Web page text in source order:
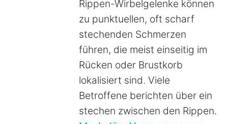
Rippen-Wirbelgelenke können
zu punktuellen, oft scharf
stechenden Schmerzen
führen, die meist einseitig im
Rücken oder Brustkorb
lokalisiert sind. Viele
Betroffene berichten über ein
stechen zwischen den Rippen.